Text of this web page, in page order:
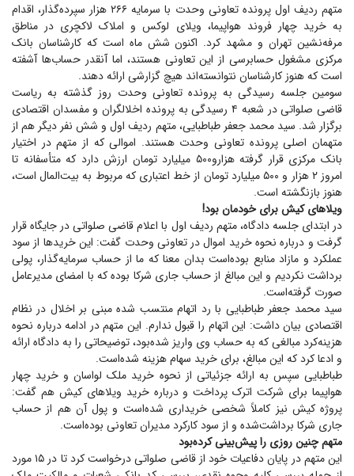
متهم ردیف اول پرونده تعاونی وحدت با سرمایه ۲۶۶ هزار سپرده‌گذار، اقدام
به خرید چهار فروند هواپیما، ویلای لوکس و املاک لاکچری در مناطق
مرفه‌نشین تهران و مشهد کرد. اکنون شش ماه است که کارشناسان بانک
مرکزی مشغول حسابرسی از این تعاونی هستند، اما آنقدر حساب‌ها آشفته
است که هنوز کارشناسان نتوانسته‌اند هیچ گزارشی ارائه دهند.
سومین جلسه رسیدگی به پرونده تعاونی وحدت روز گذشته به ریاست
قاضی صلواتی در شعبه ۴ رسیدگی به پرونده اخلالگران و مفسدان اقتصادی
برگزار شد. سید محمد جعفر طباطبایی، متهم ردیف اول و شش نفر دیگر هم از
متهمان اصلی پرونده تعاونی وحدت هستند. اموالی که از متهم در اختیار
بانک مرکزی قرار گرفته هزارو۵۰۰ میلیارد تومان ارزش دارد که متأسفانه تا
امروز ۲ هزار و ۵۰۰ میلیارد تومان از خط اعتباری که مربوط به بیت‌المال است،
هنوز بازنگشته است.
ویلا‌های کیش برای خودمان بود!
در ابتدای جلسه دادگاه، متهم ردیف اول با اعلام قاضی صلواتی در جایگاه قرار
گرفت و درباره نحوه خرید اموال در تعاونی وحدت گفت: این خرید‌ها از سود
عملکرد و مازاد منابع بوده‌است بدان معنا که ما از حساب سرمایه‌گذار، پولی
برداشت نکردیم و این مبالغ از حساب جاری شرکا بوده که با امضای مدیرعامل
صورت گرفته‌است.
سید محمد جعفر طباطبایی با رد اتهام منتسب شده مبنی بر اخلال در نظام
اقتصادی بیان داشت: این اتهام را قبول ندارم. این متهم در ادامه درباره نحوه
هزینه‌کرد مبالغی که به حساب وی واریز شده‌بود، توضیحاتی را به دادگاه ارائه
و ادعا کرد که این مبالغ، برای خرید سهام هزینه شده‌است.
طباطبایی سپس به ارائه جزئیاتی از نحوه خرید ملک لواسان و خرید چهار
هواپیما برای شرکت اترک پرداخت و درباره خرید ویلا‌های کیش هم گفت:
پروژه کیش نیز کاملاً شخصی خریداری شده‌است و پول آن هم از حساب
جاری شرکا برداشت‌شده و از سود کارکرد مدیران تعاونی بوده‌است.
متهم چنین روزی را پیش‌بینی کرده‌بود
این متهم در پایان دفاعیات خود از قاضی صلواتی درخواست کرد تا در ۱۵ مورد